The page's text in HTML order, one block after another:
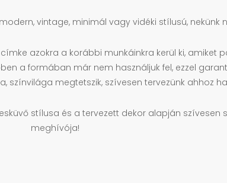
vintage, minimál vagy vidéki stílusú, nekünk
azokra a korábbi munkáinkra kerül ki, amiket
a formában már nem használjuk fel, ezzel
színvilága megtetszik, szívesen tervezünk ahhoz
stílusa és a tervezett dekor alapján szívesen
meghívója!